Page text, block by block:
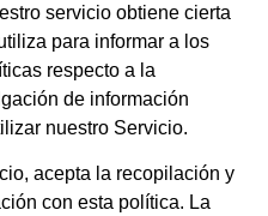
servicio obtiene cierta
para informar a los
respecto a la
de información
nuestro Servicio.
acepta la recopilación y
con esta política. La